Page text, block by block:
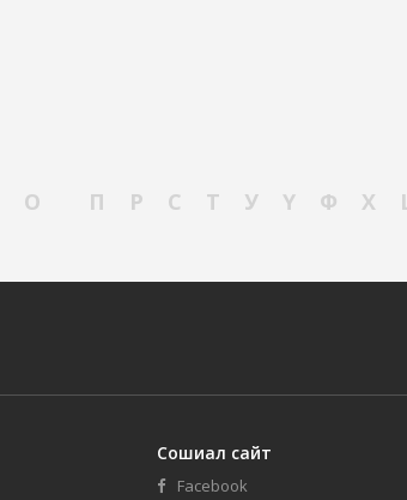
О П Р С Т У Ү Ф Х
Сошиал сайт
Facebook